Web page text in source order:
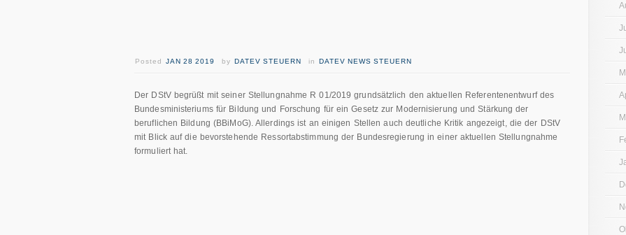
Posted JAN 28 2019 by DATEV STEUERN in DATEV NEWS STEUERN
Der DStV begrüßt mit seiner Stellungnahme R 01/2019 grundsätzlich den aktuellen Referentenentwurf des
Bundesministeriums für Bildung und Forschung für ein Gesetz zur Modernisierung und Stärkung der
beruflichen Bildung (BBiMoG). Allerdings ist an einigen Stellen auch deutliche Kritik angezeigt, die der DStV
mit Blick auf die bevorstehende Ressortabstimmung der Bundesregierung in einer aktuellen Stellungnahme
formuliert hat.